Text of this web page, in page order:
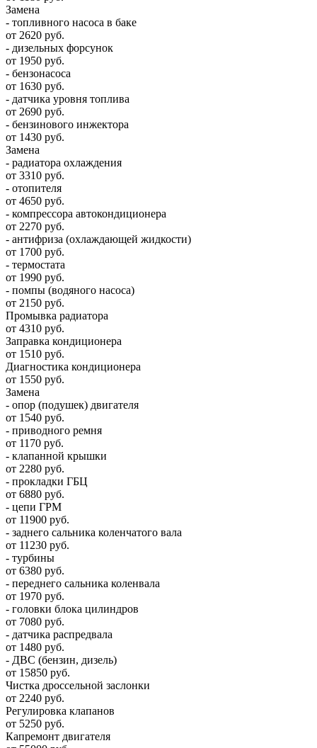
Замена
- топливного насоса в баке
от 2620 руб.
- дизельных форсунок
от 1950 руб.
- бензонасоса
от 1630 руб.
- датчика уровня топлива
от 2690 руб.
- бензинового инжектора
от 1430 руб.
Замена
- радиатора охлаждения
от 3310 руб.
- отопителя
от 4650 руб.
- компрессора автокондиционера
от 2270 руб.
- антифриза (охлаждающей жидкости)
от 1700 руб.
- термостата
от 1990 руб.
- помпы (водяного насоса)
от 2150 руб.
Промывка радиатора
от 4310 руб.
Заправка кондиционера
от 1510 руб.
Диагностика кондиционера
от 1550 руб.
Замена
- опор (подушек) двигателя
от 1540 руб.
- приводного ремня
от 1170 руб.
- клапанной крышки
от 2280 руб.
- прокладки ГБЦ
от 6880 руб.
- цепи ГРМ
от 11900 руб.
- заднего сальника коленчатого вала
от 11230 руб.
- турбины
от 6380 руб.
- переднего сальника коленвала
от 1970 руб.
- головки блока цилиндров
от 7080 руб.
- датчика распредвала
от 1480 руб.
- ДВС (бензин, дизель)
от 15850 руб.
Чистка дроссельной заслонки
от 2240 руб.
Регулировка клапанов
от 5250 руб.
Капремонт двигателя